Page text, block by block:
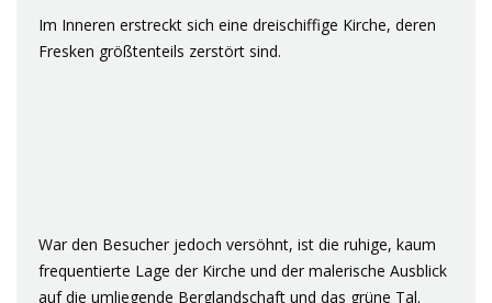
Im Inneren erstreckt sich eine dreischiffige Kirche, deren
Fresken größtenteils zerstört sind.
War den Besucher jedoch versöhnt, ist die ruhige, kaum
frequentierte Lage der Kirche und der malerische Ausblick
auf die umliegende Berglandschaft und das grüne Tal.